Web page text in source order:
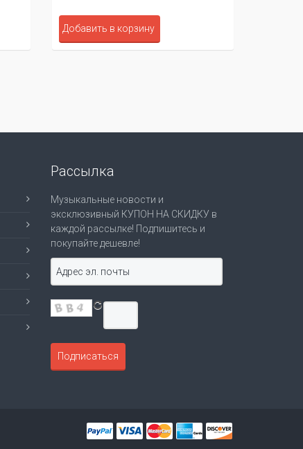
Добавить в корзину
Рассылка
Музыкальные новости и
эксклюзивный КУПОН НА СКИДКУ в
каждой рассылке! Подпишитесь и
покупайте дешевле!